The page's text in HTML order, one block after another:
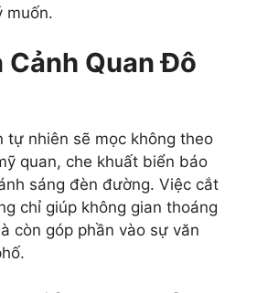
muốn.
Cảnh Quan Đô
tự nhiên sẽ mọc không theo
quan, che khuất biển báo
sáng đèn đường. Việc cắt
chỉ giúp không gian thoáng
còn góp phần vào sự văn